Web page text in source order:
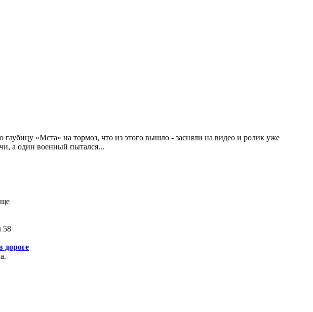
«Мста» на тормоз, что из этого вышло - засняли на видео и ролик уже
а один военный пытался...
58
дороге